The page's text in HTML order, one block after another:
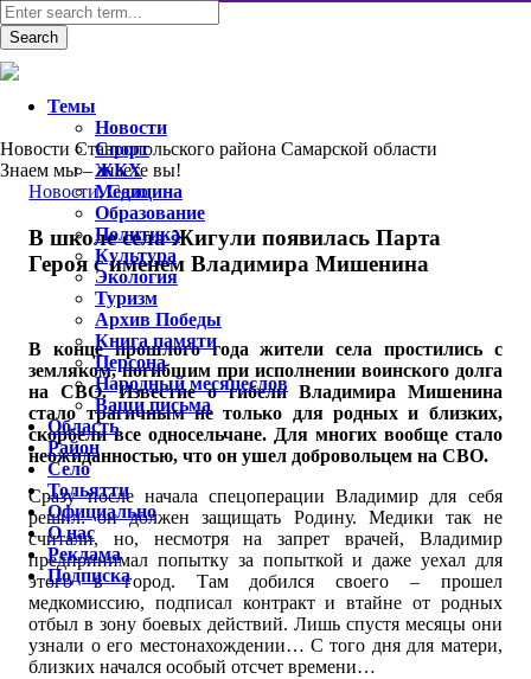
Новости Ставропольского района Самарской области
Знаем мы – знаете вы!
Новости,Село
В школе села Жигули появилась Парта
Героя с именем Владимира Мишенина
В конце прошлого года жители села простились с
земляком, погибшим при исполнении воинского долга
на СВО. Известие о гибели Владимира Мишенина
стало трагичным не только для родных и близких,
скорбели все односельчане. Для многих вообще стало
неожиданностью, что он ушел добровольцем на СВО.
Сразу после начала спецоперации Владимир для себя
решил: он должен защищать Родину. Медики так не
считали, но, несмотря на запрет врачей, Владимир
предпринимал попытку за попыткой и даже уехал для
этого в город. Там добился своего – прошел
медкомиссию, подписал контракт и втайне от родных
отбыл в зону боевых действий. Лишь спустя месяцы они
узнали о его местонахождении… С того дня для матери,
близких начался особый отсчет времени…
Темы
Новости
Спорт
ЖКХ
Медицина
Образование
Политика
Культура
Экология
Туризм
Архив Победы
Книга памяти
Персона
Народный месяцеслов
Ваши письма
Область
Район
Село
Тольятти
Официально
О нас
Реклама
Подписка